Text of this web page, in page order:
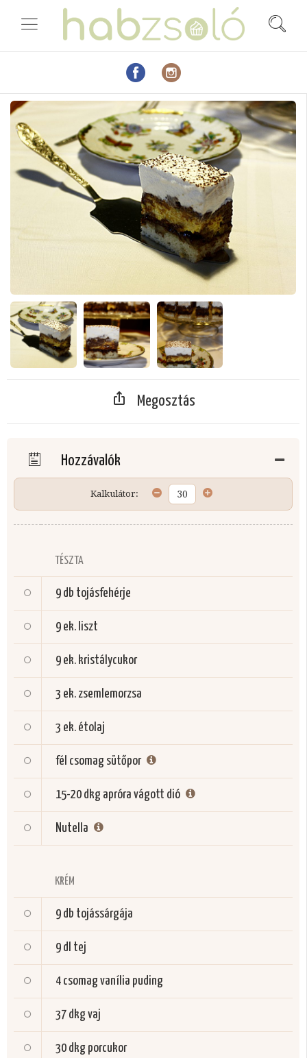
Megosztás
Hozzávalók
Kalkulátor:
TÉSZTA
9 db tojásfehérje
9 ek. liszt
9 ek. kristálycukor
3 ek. zsemlemorzsa
3 ek. étolaj
fél csomag sütőpor
15-20 dkg apróra vágott dió
Nutella
KRÉM
9 db tojássárgája
9 dl tej
4 csomagvanília puding
37 dkgvaj
30 dkg porcukor